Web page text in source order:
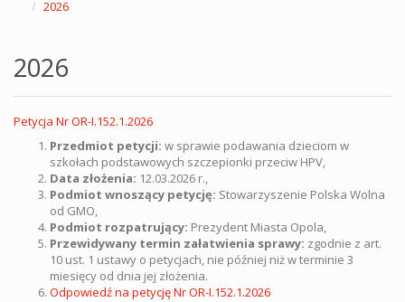
2026
2026
Petycja Nr OR-I.152.1.2026
Przedmiot petycji: w sprawie podawania dzieciom w
szkołach podstawowych szczepionki przeciw HPV,
Data złożenia: 12.03.2026 r.,
Podmiot wnoszący petycję: Stowarzyszenie Polska Wolna
od GMO,
Podmiot rozpatrujący: Prezydent Miasta Opola,
Przewidywany termin załatwienia sprawy: zgodnie z art.
10 ust. 1 ustawy o petycjach, nie później niż w terminie 3
miesięcy od dnia jej złożenia.
Odpowiedź na petycję Nr OR-I.152.1.2026